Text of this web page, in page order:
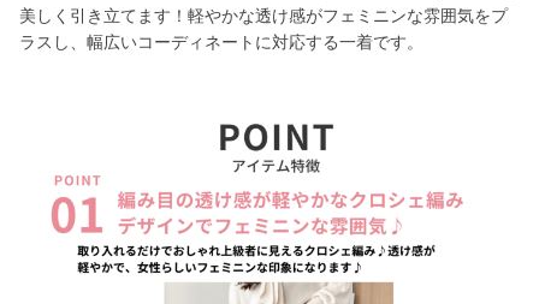
美しく引き立てます！軽やかな透け感がフェミニンな雰囲気をプ
ラスし、幅広いコーディネートに対応する一着です。